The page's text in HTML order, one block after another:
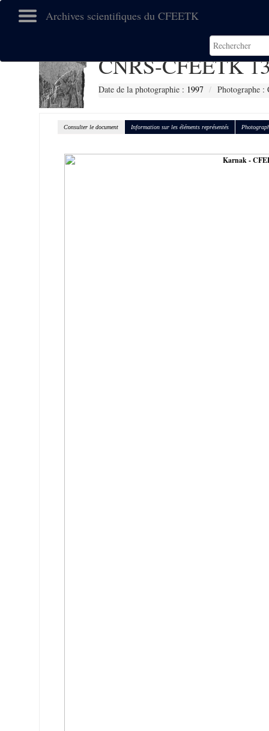
Archives scientifiques du CFEETK
CNRS-CFEETK
Date de la photographie : 1997 Photographe
Consulter le document Information sur les éléments représentés